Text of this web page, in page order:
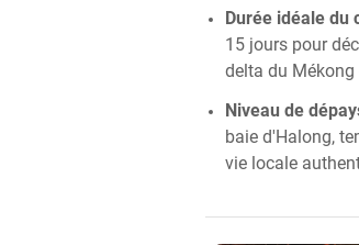
Durée idéale du
15 jours pour
delta du
Niveau de
baie d'Halong,
vie locale